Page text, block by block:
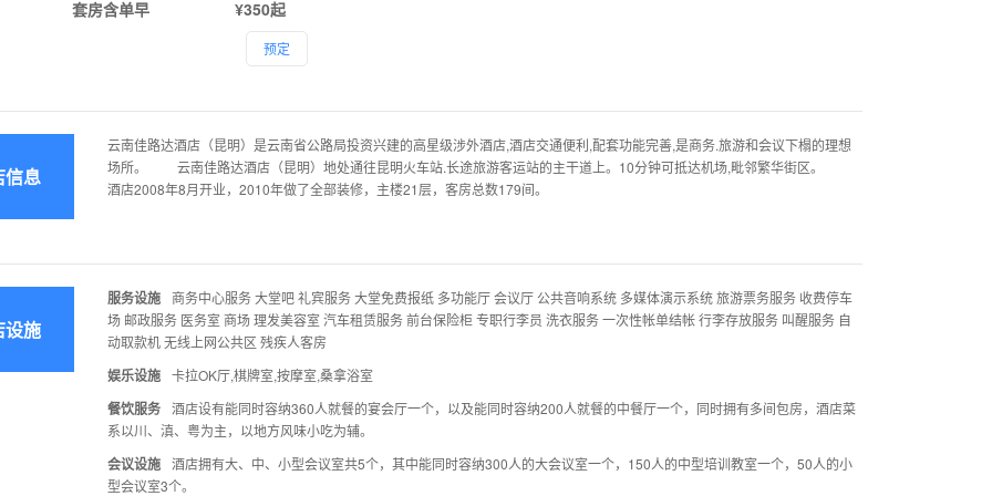
套房含单早 ¥350起
预定
信息
云南佳路达酒店（昆明）是云南省公路局投资兴建的高星级涉外酒店,酒店交通便利,配套功能完善,是商务.旅游和会议下榻的理想
场所。 云南佳路达酒店（昆明）地处通往昆明火车站.长途旅游客运站的主干道上。10分钟可抵达机场,毗邻繁华街区。
酒店2008年8月开业，2010年做了全部装修，主楼21层，客房总数179间。
设施
服务设施
商务中心服务 大堂吧 礼宾服务 大堂免费报纸 多功能厅 会议厅 公共音响系统 多媒体演示系统 旅游票务服务 收费停车
场 邮政服务 医务室 商场 理发美容室 汽车租赁服务 前台保险柜 专职行李员 洗衣服务 一次性帐单结帐 行李存放服务 叫醒服务 自
动取款机 无线上网公共区 残疾人客房
娱乐设施 卡拉OK厅,棋牌室,按摩室,桑拿浴室
餐饮服务
酒店设有能同时容纳360人就餐的宴会厅一个，以及能同时容纳200人就餐的中餐厅一个，同时拥有多间包房，酒店菜
系以川、滇、粤为主，以地方风味小吃为辅。
会议设施
酒店拥有大、中、小型会议室共5个，其中能同时容纳300人的大会议室一个，150人的中型培训教室一个，50人的小
型会议室3个。